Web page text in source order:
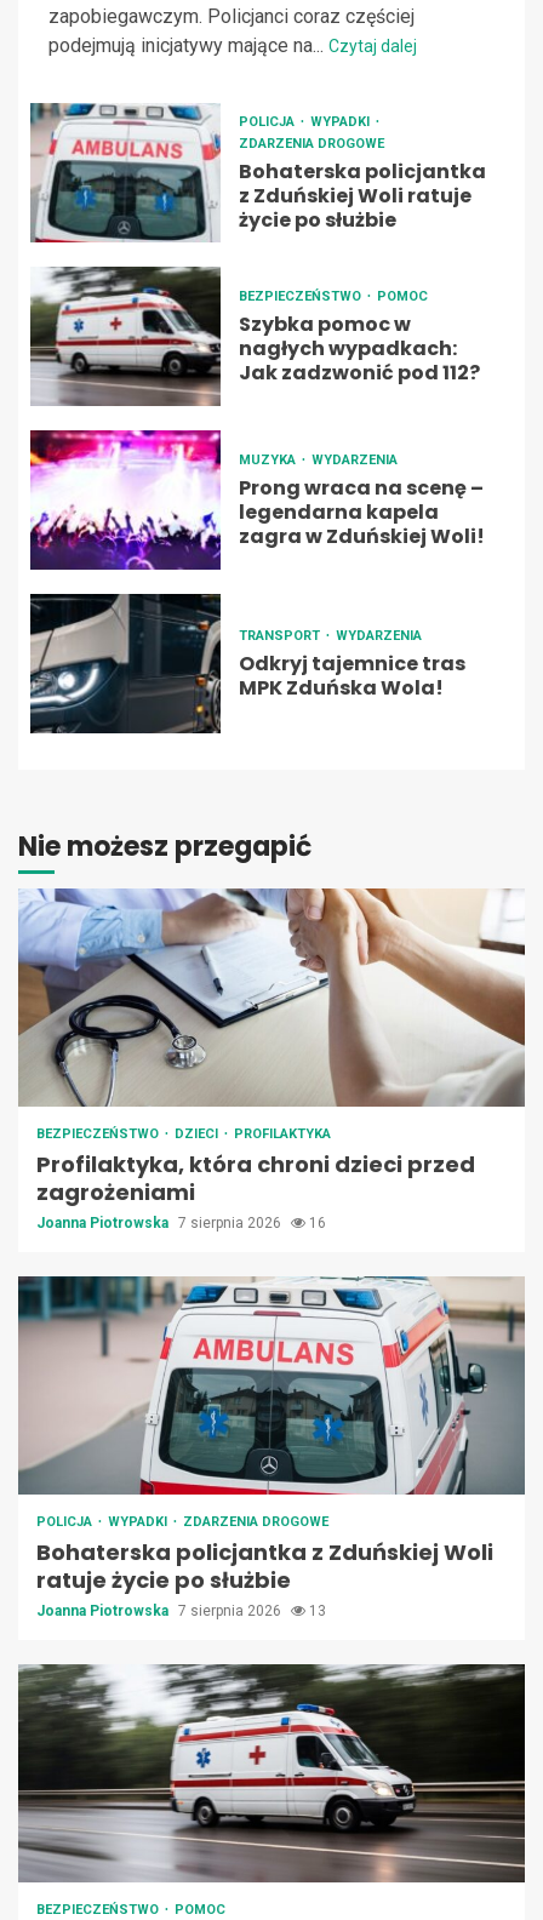
zapobiegawczym. Policjanci coraz częściej
podejmują inicjatywy mające na... Czytaj dalej
POLICJA
WYPADKI
ZDARZENIA DROGOWE
Bohaterska policjantka
z Zduńskiej Woli ratuje
życie po służbie
BEZPIECZEŃSTWO POMOC
Szybka pomoc w
nagłych wypadkach:
Jak zadzwonić pod 112?
MUZYKA WYDARZENIA
Prong wraca na scenę –
legendarna kapela
zagra w Zduńskiej Woli!
TRANSPORT WYDARZENIA
Odkryj tajemnice tras
MPK Zduńska Wola!
Nie możesz przegapić
BEZPIECZEŃSTWO DZIECI PROFILAKTYKA
Profilaktyka, która chroni dzieci przed
zagrożeniami
Joanna Piotrowska 7 sierpnia 2026 16
POLICJA WYPADKI ZDARZENIA DROGOWE
Bohaterska policjantka z Zduńskiej Woli
ratuje życie po służbie
Joanna Piotrowska 7 sierpnia 2026 13
BEZPIECZEŃSTWO POMOC